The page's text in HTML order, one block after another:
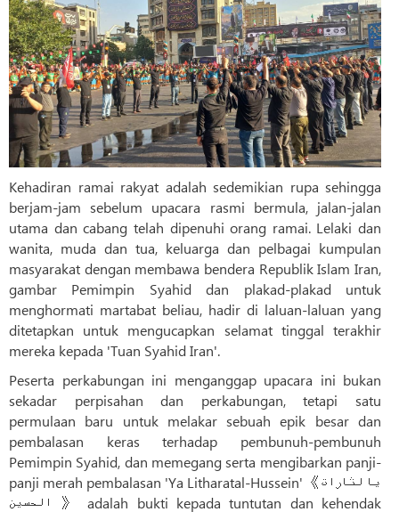
Kehadiran ramai rakyat adalah sedemikian rupa sehingga
berjam-jam sebelum upacara rasmi bermula, jalan-jalan
utama dan cabang telah dipenuhi orang ramai. Lelaki dan
wanita, muda dan tua, keluarga dan pelbagai kumpulan
masyarakat dengan membawa bendera Republik Islam Iran,
gambar Pemimpin Syahid dan plakad-plakad untuk
menghormati martabat beliau, hadir di laluan-laluan yang
ditetapkan untuk mengucapkan selamat tinggal terakhir
mereka kepada 'Tuan Syahid Iran'.
Peserta perkabungan ini menganggap upacara ini bukan
sekadar perpisahan dan perkabungan, tetapi satu
permulaan baru untuk melakar sebuah epik besar dan
pembalasan keras terhadap pembunuh-pembunuh
Pemimpin Syahid, dan memegang serta mengibarkan panji-
panji merah pembalasan 'Ya Litharatal-Hussein' 《یا لثارات
الحسین 》 adalah bukti kepada tuntutan dan kehendak